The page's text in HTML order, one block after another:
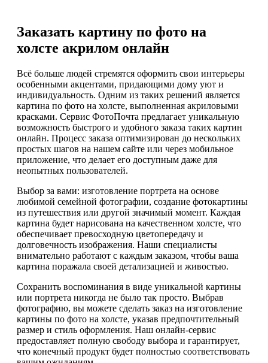
Заказать картину по фото на
холсте акрилом онлайн
Всё больше людей стремятся оформить свои интерьеры
особенными акцентами, придающими дому уют и
индивидуальность. Одним из таких решений является
картина по фото на холсте, выполненная акриловыми
красками. Сервис ФотоПочта предлагает уникальную
возможность быстрого и удобного заказа таких картин
онлайн. Процесс заказа оптимизирован до нескольких
простых шагов на нашем сайте или через мобильное
приложение, что делает его доступным даже для
неопытных пользователей.
Выбор за вами: изготовление портрета на основе
любимой семейной фотографии, создание фотокартины
из путешествия или другой значимый момент. Каждая
картина будет нарисована на качественном холсте, что
обеспечивает превосходную цветопередачу и
долговечность изображения. Наши специалисты
внимательно работают с каждым заказом, чтобы ваша
картина поражала своей детализацией и живостью.
Сохранить воспоминания в виде уникальной картины
или портрета никогда не было так просто. Выбрав
фотографию, вы можете сделать заказ на изготовление
картины по фото на холсте, указав предпочтительный
размер и стиль оформления. Наш онлайн-сервис
предоставляет полную свободу выбора и гарантирует,
что конечный продукт будет полностью соответствовать